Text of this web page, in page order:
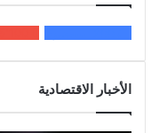
الأخبار الاقتصادية